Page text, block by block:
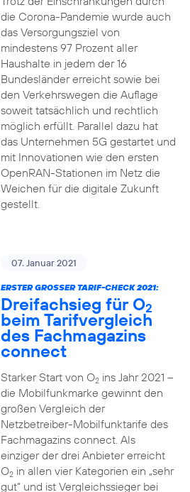
die Corona-Pandemie wurde auch
das Versorgungsziel von
mindestens 97 Prozent aller
Haushalte in jedem der 16
Bundesländer erreicht sowie bei
den Verkehrswegen die Auflage
soweit tatsächlich und rechtlich
möglich erfüllt. Parallel dazu hat
das Unternehmen 5G gestartet und
mit Innovationen wie den ersten
OpenRAN-Stationen im Netz die
Weichen für die digitale Zukunft
gestellt.
07. Januar 2021
ERSTER GROSSER TARIF-CHECK 2021:
Dreifachsieg für O2
beim Tarifvergleich
des Fachmagazins
connect
Starker Start von O2ins Jahr 2021 –
die Mobilfunkmarke gewinnt den
großen Vergleich der
Netzbetreiber-Mobilfunktarife des
Fachmagazins connect. Als
einziger der drei Anbieter erreicht
O2in allen vier Kategorien ein „sehr
gut“ und ist Vergleichssieger bei